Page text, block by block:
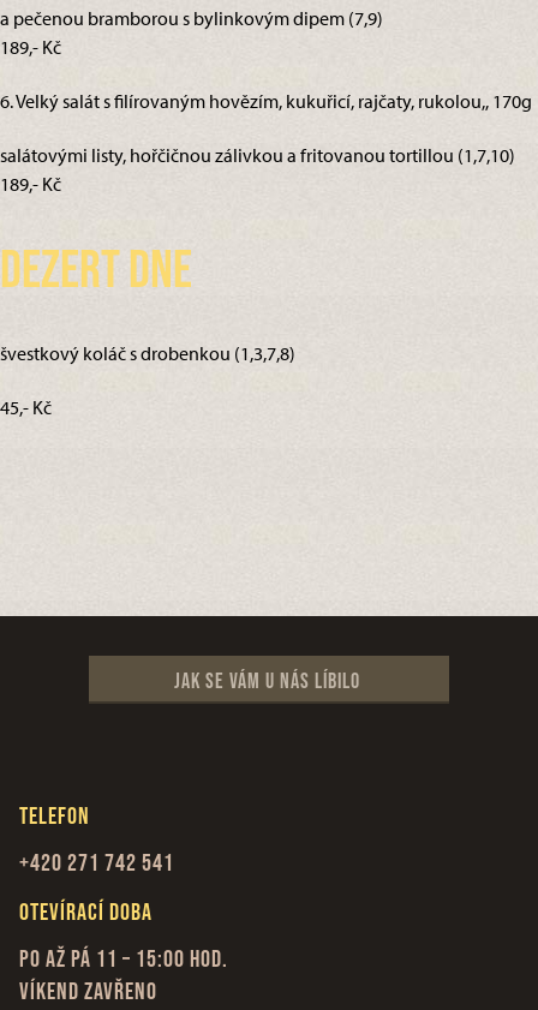
a pečenou bramborou s bylinkovým dipem (7,9)
189,- Kč
6. Velký salát s filírovaným hovězím, kukuřicí, rajčaty, rukolou,, 170g
salátovými listy, hořčičnou zálivkou a fritovanou tortillou (1,7,10)
189,- Kč
Dezert dne
švestkový koláč s drobenkou (1,3,7,8)
45,- Kč
Jak se vám u nás líbilo
Telefon
+420 271 742 541
Otevírací doba
Po až Pá 11 – 15:00 hod.
Víkend zavřeno